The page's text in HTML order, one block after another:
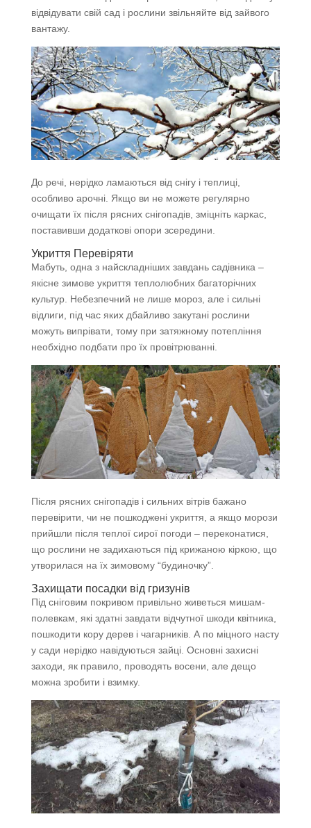
відвідувати свій сад і рослини звільняйте від зайвого
вантажу.
До речі, нерідко ламаються від снігу і теплиці,
особливо арочні. Якщо ви не можете регулярно
очищати їх після рясних снігопадів, зміцніть каркас,
поставивши додаткові опори зсередини.
Укриття Перевіряти
Мабуть, одна з найскладніших завдань садівника –
якісне зимове укриття теплолюбних багаторічних
культур. Небезпечний не лише мороз, але і сильні
відлиги, під час яких дбайливо закутані рослини
можуть випрівати, тому при затяжному потепління
необхідно подбати про їх провітрюванні.
Після рясних снігопадів і сильних вітрів бажано
перевірити, чи не пошкоджені укриття, а якщо морози
прийшли після теплої сирої погоди – переконатися,
що рослини не задихаються під крижаною кіркою, що
утворилася на їх зимовому “будиночку”.
Захищати посадки від гризунів
Під сніговим покривом привільно живеться мишам-
полевкам, які здатні завдати відчутної шкоди квітника,
пошкодити кору дерев і чагарників. А по міцного насту
у сади нерідко навідуються зайці. Основні захисні
заходи, як правило, проводять восени, але дещо
можна зробити і взимку.